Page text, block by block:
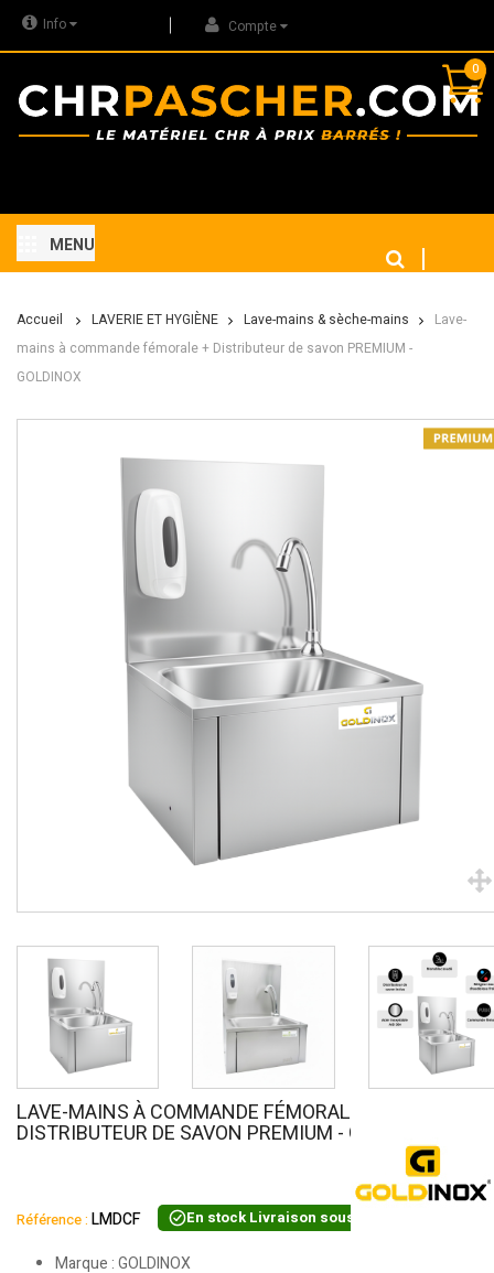
Info Compte
0
MENU
Accueil LAVERIE ET HYGIÈNE Lave-mains & sèche-mains
Lave-
mains à commande fémorale + Distributeur de savon PREMIUM -
GOLDINOX
LAVE-MAINS À COMMANDE FÉMORALE +
DISTRIBUTEUR DE SAVON PREMIUM - GOLDINOX
Référence : LMDCF En stockLivraison sous 24 heures
Marque : GOLDINOX